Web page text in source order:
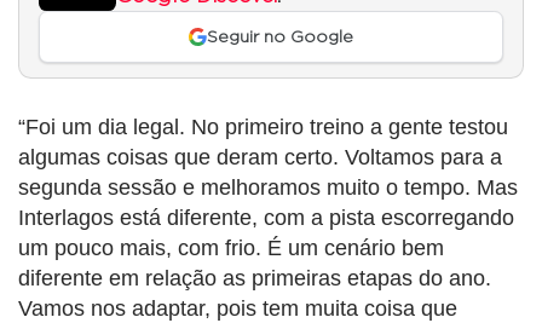
Seguir no Google
“Foi um dia legal. No primeiro treino a gente testou
algumas coisas que deram certo. Voltamos para a
segunda sessão e melhoramos muito o tempo. Mas
Interlagos está diferente, com a pista escorregando
um pouco mais, com frio. É um cenário bem
diferente em relação as primeiras etapas do ano.
Vamos nos adaptar, pois tem muita coisa que